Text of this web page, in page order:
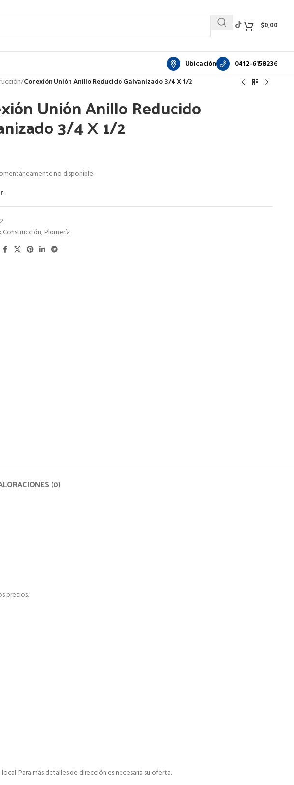
$0,00
Ubicación 0412-6158236
/Conexión Unión Anillo Reducido Galvanizado 3/4 X 1/2
Unión Anillo Reducido
3/4 X 1/2
no disponible
Construcción,Plomería
(0)
precios.
Para más detalles de dirección es necesaria su oferta.